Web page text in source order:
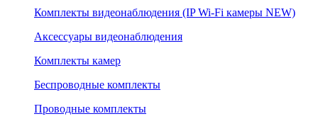
Комплекты видеонаблюдения (IP Wi-Fi камеры NEW)
Аксессуары видеонаблюдения
Комплекты камер
Беспроводные комплекты
Проводные комплекты